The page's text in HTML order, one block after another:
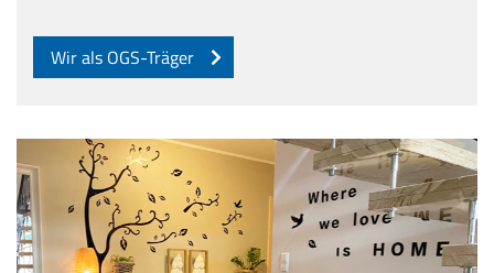
Wir als OGS-Träger